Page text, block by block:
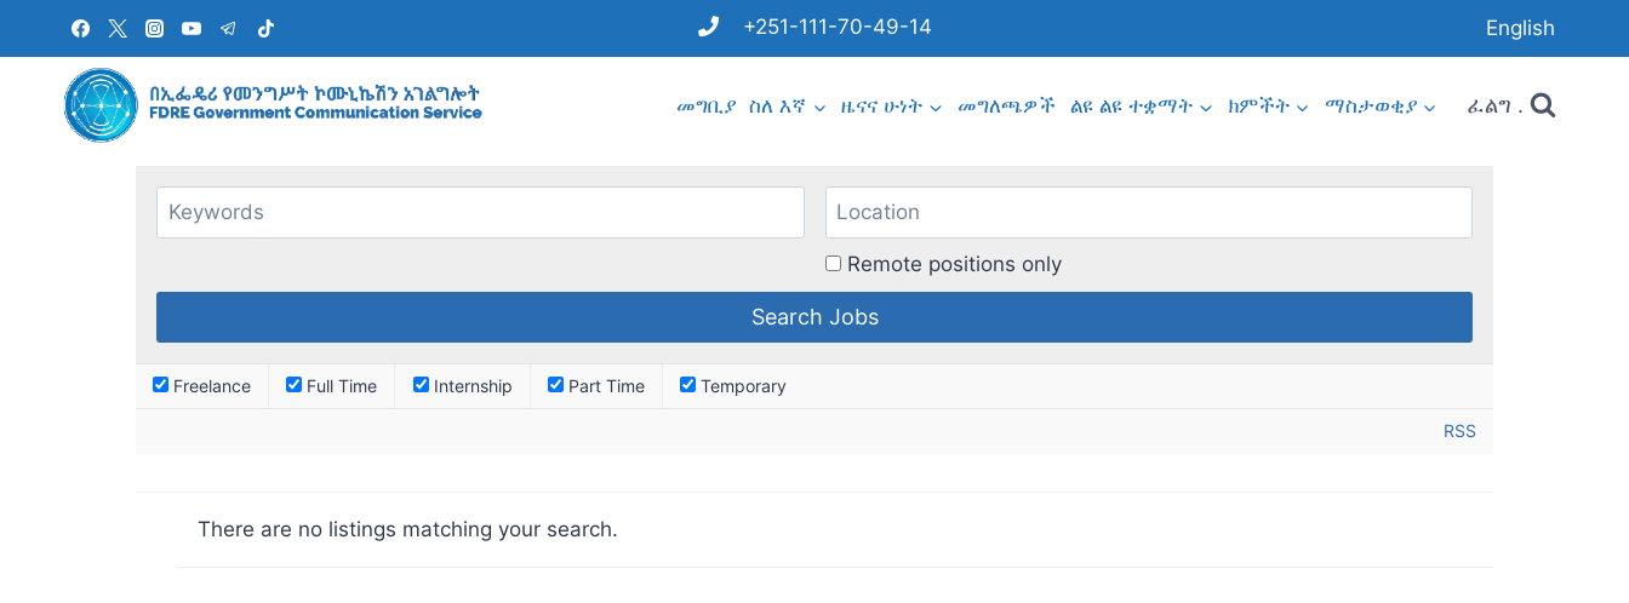
+251-111-70-49-14 English
መግቢያ ስለ እኛ ዜናና ሁነት መግለጫዎች ልዩ ልዩ ተቋማት ክምችት ማስታወቂያ ፈልግ .
Remote positions only
Freelance Full Time Internship Part Time Temporary
RSS
There are no listings matching your search.